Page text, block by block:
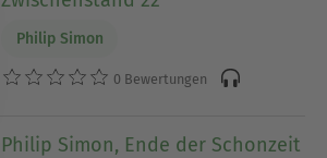
Philip Simon
0 Bewertungen
Philip Simon, Ende der Schonzeit